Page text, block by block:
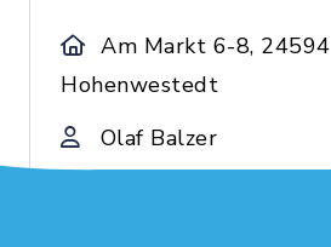
Am Markt 6-8, 24594
Hohenwestedt
Olaf Balzer